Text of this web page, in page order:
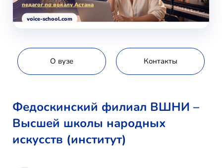
педагог по вокалу Астана
voice-school.com
О вузе Контакты
Федоскинский филиал ВШНИ –
Высшей школы народных
искусств (институт)